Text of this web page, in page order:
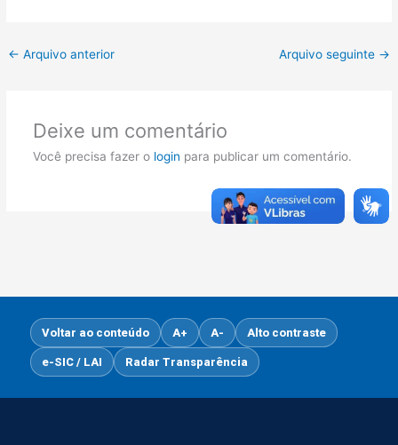
← Arquivo anterior Arquivo seguinte →
Deixe um comentário
Você precisa fazer o login para publicar um comentário.
Voltar ao conteúdo A+ A- Alto contraste
e-SIC / LAI Radar Transparência